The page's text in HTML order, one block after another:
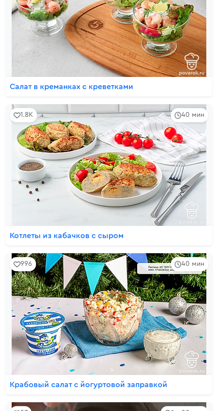
Салат в креманках с креветками
40 мин
1.8K
Котлеты из кабачков с сыром
40 мин
996
Крабовый салат с йогуртовой заправкой